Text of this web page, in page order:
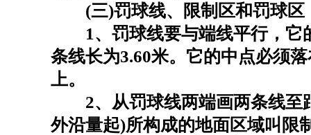
(三)罚球线、限制区和罚球区
1、罚球线要与端线平行，它
条线长为3.60米。它的中点必须
上。
2、从罚球线两端画两条线至
外沿量起)所构成的地面区域叫限